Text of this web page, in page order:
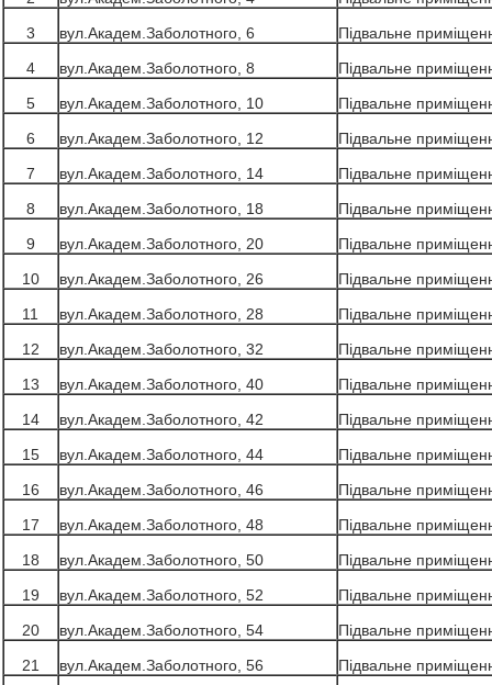
3
вул.Академ.Заболотного, 6
Підвальне
4
вул.Академ.Заболотного, 8
Підвальне
5
вул.Академ.Заболотного, 10
Підвальне
6
вул.Академ.Заболотного, 12
Підвальне
7
вул.Академ.Заболотного, 14
Підвальне
8
вул.Академ.Заболотного, 18
Підвальне
9
вул.Академ.Заболотного, 20
Підвальне
10
вул.Академ.Заболотного, 26
Підвальне
11
вул.Академ.Заболотного, 28
Підвальне
12
вул.Академ.Заболотного, 32
Підвальне
13
вул.Академ.Заболотного, 40
Підвальне
14
вул.Академ.Заболотного, 42
Підвальне
15
вул.Академ.Заболотного, 44
Підвальне
16
вул.Академ.Заболотного, 46
Підвальне
17
вул.Академ.Заболотного, 48
Підвальне
18
вул.Академ.Заболотного, 50
Підвальне
19
вул.Академ.Заболотного, 52
Підвальне
20
вул.Академ.Заболотного, 54
Підвальне
21
вул.Академ.Заболотного, 56
Підвальне